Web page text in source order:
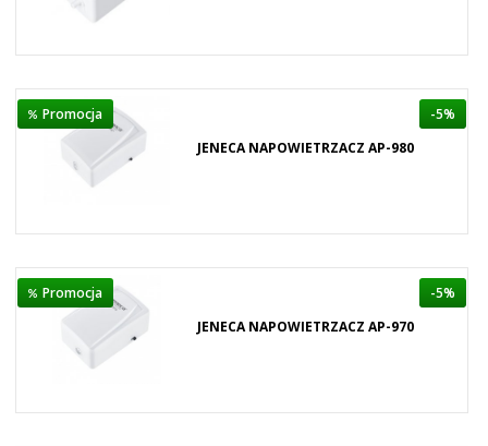
Promocja
-5%
JENECA NAPOWIETRZACZ AP-980
Promocja
-5%
JENECA NAPOWIETRZACZ AP-970